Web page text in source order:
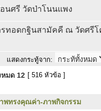
นศรี วัดป่าโนนแพง
ทอดกฐินสามัคคี ณ วัดศรีโ
แสดงกระทู้จาก:
หมด 12 [ 516 หัวข้อ ]
พทรงคุณค่า-ภาพกิจกรรม